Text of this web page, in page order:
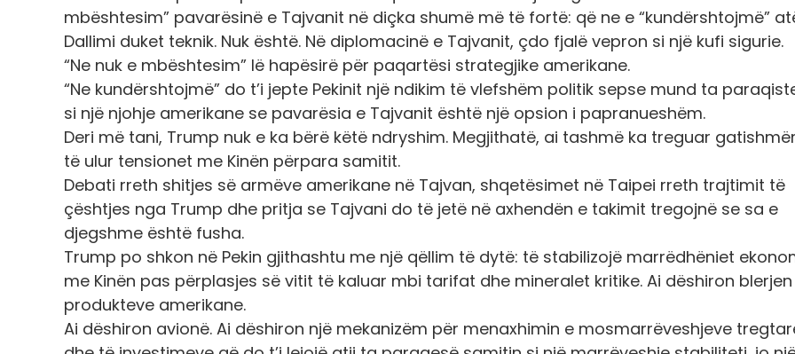
mbështesim” pavarësinë e Tajvanit në diçka shumë më të fortë: që ne e “kundërshtojmë”
Dallimi duket teknik. Nuk është. Në diplomacinë e Tajvanit, çdo fjalë vepron si një kufi sigurie.
“Ne nuk e mbështesim” lë hapësirë ​​për paqartësi strategjike amerikane.
“Ne kundërshtojmë” do t’i jepte Pekinit një ndikim të vlefshëm politik sepse mund ta
si një njohje amerikane se pavarësia e Tajvanit është një opsion i papranueshëm.
Deri më tani, Trump nuk e ka bërë këtë ndryshim. Megjithatë, ai tashmë ka treguar
të ulur tensionet me Kinën përpara samitit.
Debati rreth shitjes së armëve amerikane në Tajvan, shqetësimet në Taipei rreth trajtimit të
çështjes nga Trump dhe pritja se Tajvani do të jetë në axhendën e takimit tregojnë se sa e
djegshme është fusha.
Trump po shkon në Pekin gjithashtu me një qëllim të dytë: të stabilizojë marrëdhëniet
me Kinën pas përplasjes së vitit të kaluar mbi tarifat dhe mineralet kritike. Ai dëshiron
produkteve amerikane.
Ai dëshiron avionë. Ai dëshiron një mekanizëm për menaxhimin e mosmarrëveshjeve